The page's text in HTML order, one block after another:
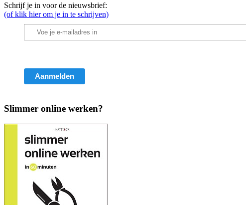
Schrijf je in voor de nieuwsbrief:
(of klik hier om je in te schrijven)
Slimmer online werken?